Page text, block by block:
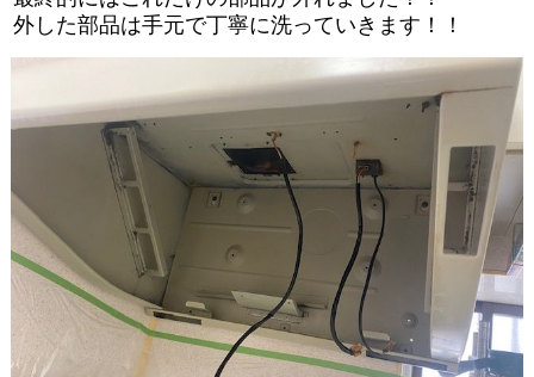
外した部品は手元で丁寧に洗っていきます！！